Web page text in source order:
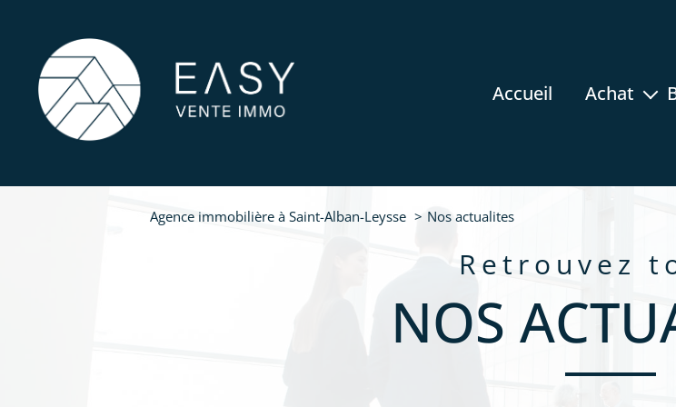
accueil achat
programmes
prestige
immobilier
Agence immobilière à Saint-Alban-Leysse Nos actualites
retrouvez
NOS